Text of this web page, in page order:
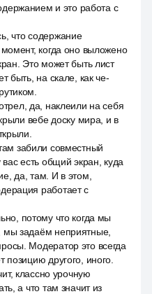
и это работа с
что содержание
момент, когда оно выложено
Это может быть лист
быть, на скале, как че-
да, наклеили на себя
вебе доску мира, и в
забили совместный
есть общий экран, куда
да, там. И в этом,
работает с
потому что когда мы
мы задаём неприятные,
Модератор это всегда
позицию другого, иного.
классно урочную
а что там значит из